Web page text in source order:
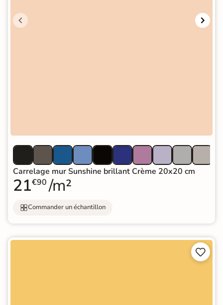
Carrelage mur Sunshine brillant Crème 20x20 cm
21€90 /m²
Commander un échantillon

